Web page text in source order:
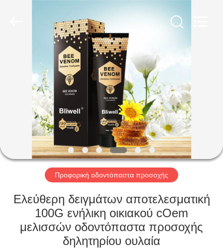
ΠΡΟΪΌΝΤΑ
ΒΊΝΤΕΟ
ΠΕΡΊΠΟΥ
ΕΜΕΊΣ
ΓΎΡΟΣ
ΕΡΓΟΣΤΑΣΊΩΝ
ΠΟΙΟΤΙΚΌΣ
Προφορική οδοντόπαστα προσοχής
Ελεύθερη δειγμάτων αποτελεσματική
100G ενήλικη οικιακού cOem
μελισσών οδοντόπαστα προσοχής
δηλητηρίου ουλαία